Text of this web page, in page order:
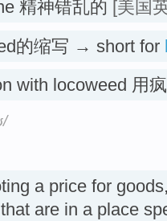
精神错乱的 [美国
的缩写 → short for
with locoweed 用
a price for
are in a place